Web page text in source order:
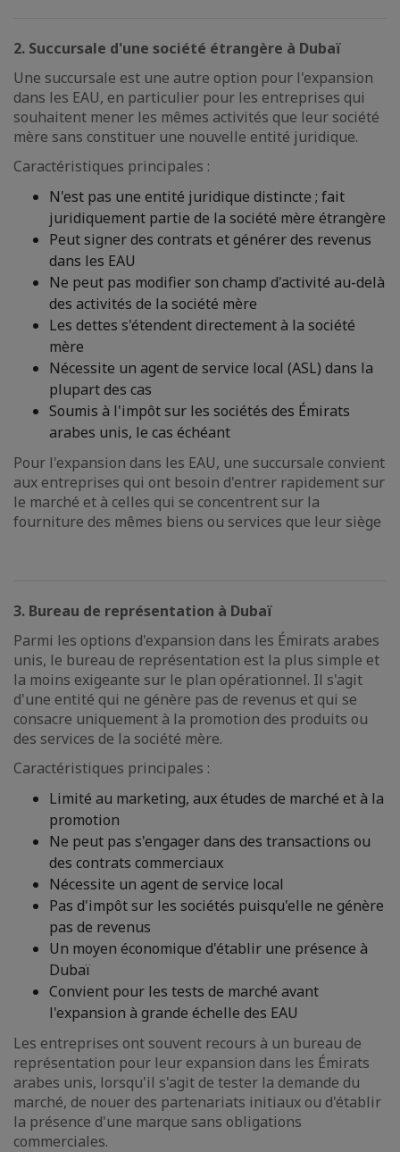
2. Succursale d'une société étrangère à Dubaï
Une succursale est une autre option pour l'expansion
dans les EAU, en particulier pour les entreprises qui
souhaitent mener les mêmes activités que leur société
mère sans constituer une nouvelle entité juridique.
Caractéristiques principales :
N'est pas une entité juridique distincte ; fait
juridiquement partie de la société mère étrangère
Peut signer des contrats et générer des revenus
dans les EAU
Ne peut pas modifier son champ d'activité au-delà
des activités de la société mère
Les dettes s'étendent directement à la société
mère
Nécessite un agent de service local (ASL) dans la
plupart des cas
Soumis à l'impôt sur les sociétés des Émirats
arabes unis, le cas échéant
Pour l'expansion dans les EAU, une succursale convient
aux entreprises qui ont besoin d'entrer rapidement sur
le marché et à celles qui se concentrent sur la
fourniture des mêmes biens ou services que leur siège
3. Bureau de représentation à Dubaï
Parmi les options d'expansion dans les Émirats arabes
unis, le bureau de représentation est la plus simple et
la moins exigeante sur le plan opérationnel. Il s'agit
d'une entité qui ne génère pas de revenus et qui se
consacre uniquement à la promotion des produits ou
des services de la société mère.
Caractéristiques principales :
Limité au marketing, aux études de marché et à la
promotion
Ne peut pas s'engager dans des transactions ou
des contrats commerciaux
Nécessite un agent de service local
Pas d'impôt sur les sociétés puisqu'elle ne génère
pas de revenus
Un moyen économique d'établir une présence à
Dubaï
Convient pour les tests de marché avant
l'expansion à grande échelle des EAU
Les entreprises ont souvent recours à un bureau de
représentation pour leur expansion dans les Émirats
arabes unis, lorsqu'il s'agit de tester la demande du
marché, de nouer des partenariats initiaux ou d'établir
la présence d'une marque sans obligations
commerciales.